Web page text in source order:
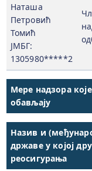
Наташа
Петровић
Томић
ЈМБГ:
1305980*****2
Мере надзора које
обављају
Назив и
државе у којој
реосигурања